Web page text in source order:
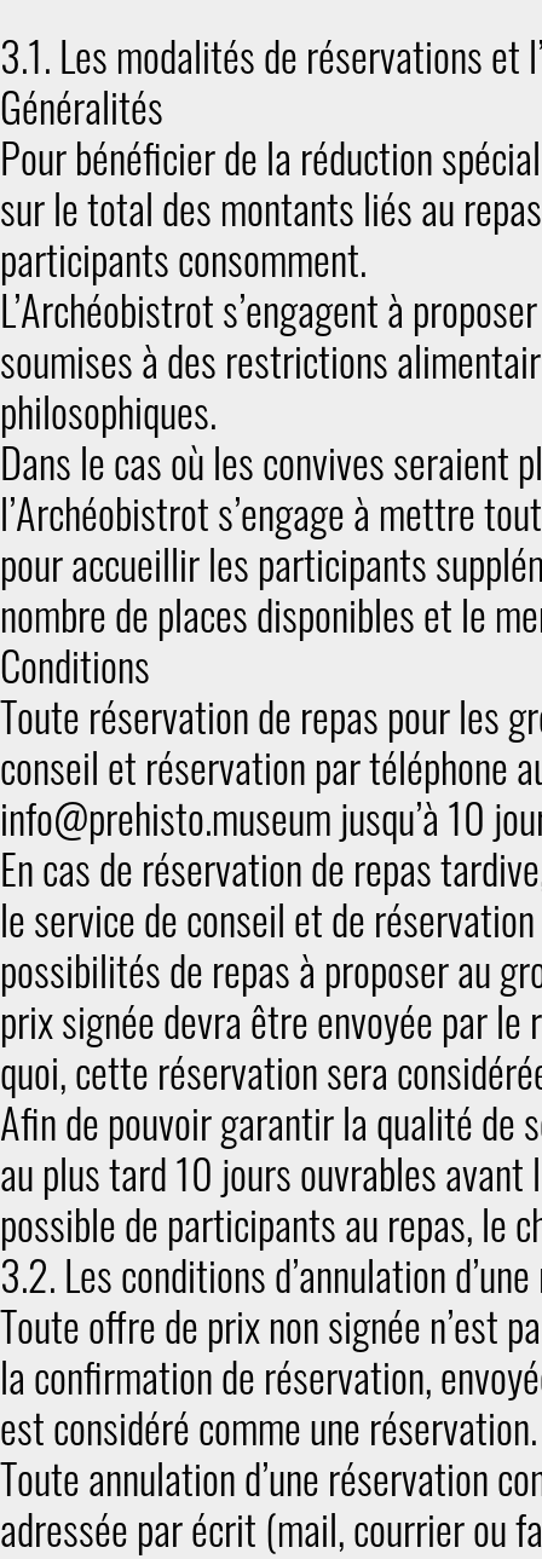
3.1. Les modalités de réservations et
Généralités
Pour bénéficier de la réduction
sur le total des montants liés au
participants consomment.
L’Archéobistrot s’engagent à
soumises à des restrictions
philosophiques.
Dans le cas où les convives seraient
l’Archéobistrot s’engage à mettre
pour accueillir les participants
nombre de places disponibles et le
Conditions
Toute réservation de repas pour les
conseil et réservation par téléphone
info@prehisto.museum jusqu’à 10
En cas de réservation de repas
le service de conseil et de
possibilités de repas à proposer au
prix signée devra être envoyée par le
quoi, cette réservation sera
Afin de pouvoir garantir la qualité de
au plus tard 10 jours ouvrables
possible de participants au repas, le
3.2. Les conditions d’annulation
Toute offre de prix non signée n’est
la confirmation de réservation,
est considéré comme une réservation.
Toute annulation d’une réservation
adressée par écrit (mail, courrier ou